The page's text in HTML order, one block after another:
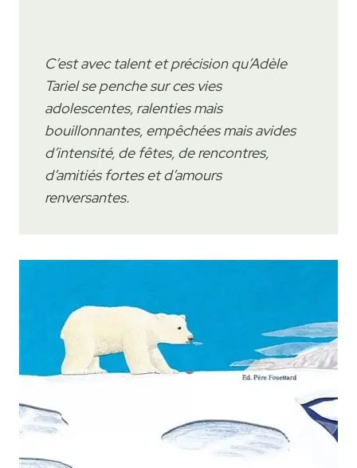
C’est avec talent et précision qu’Adèle
Tariel se penche sur ces vies
adolescentes, ralenties mais
bouillonnantes, empêchées mais avides
d’intensité, de fêtes, de rencontres,
d’amitiés fortes et d’amours
renversantes.